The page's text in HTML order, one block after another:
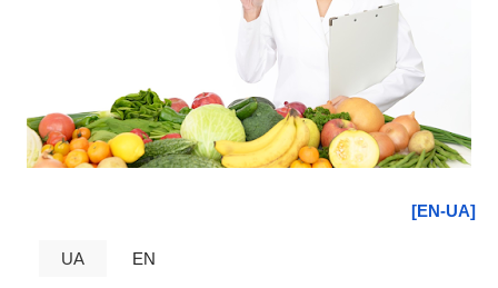
[EN-UA]
UA EN